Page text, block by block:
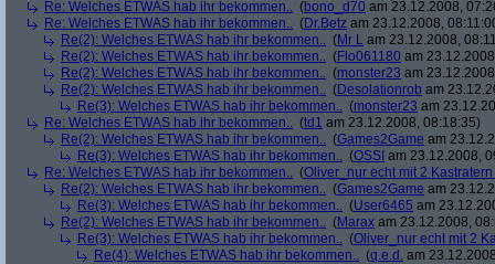
Re: Welches ETWAS hab ihr bekommen.. (bono_d70 am 23.12.2008,
Re: Welches ETWAS hab ihr bekommen.. (Dr.Betz am 23.12.2008,
Re(2): Welches ETWAS hab ihr bekommen.. (Mr L am 23.12.2008,
Re(2): Welches ETWAS hab ihr bekommen.. (Flo061180 am
Re(2): Welches ETWAS hab ihr bekommen.. (monster23 am
Re(2): Welches ETWAS hab ihr bekommen.. (Desolationrob am
Re(3): Welches ETWAS hab ihr bekommen.. (monster23 am
Re: Welches ETWAS hab ihr bekommen.. (td1 am 23.12.2008, 08:18:35)
Re(2): Welches ETWAS hab ihr bekommen.. (Games2Game am
Re(3): Welches ETWAS hab ihr bekommen.. (OSSI am 23.12.2008,
Re: Welches ETWAS hab ihr bekommen.. (Oliver_nur echt mit 2
Re(2): Welches ETWAS hab ihr bekommen.. (Games2Game am
Re(3): Welches ETWAS hab ihr bekommen.. (User6465 am
Re(2): Welches ETWAS hab ihr bekommen.. (Marax am 23.12.2008,
Re(3): Welches ETWAS hab ihr bekommen.. (Oliver_nur echt mit 2
Re(4): Welches ETWAS hab ihr bekommen.. (q.e.d. am